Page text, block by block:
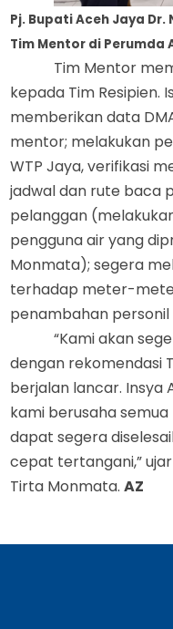
Pj. Bupati Aceh Jaya
Tim Mentor di Perumda
Tim Mentor
kepada Tim Resipien.
memberikan data
mentor; melakukan
WTP Jaya, verifikasi
jadwal dan rute baca
pelanggan
pengguna air yang
Monmata);segera
terhadap meter-
penambahan personil
“Kami akan
dengan rekomendasi
berjalan lancar. Insya
kami berusaha
dapat segera
cepat tertangani,”
Tirta Monmata. AZ